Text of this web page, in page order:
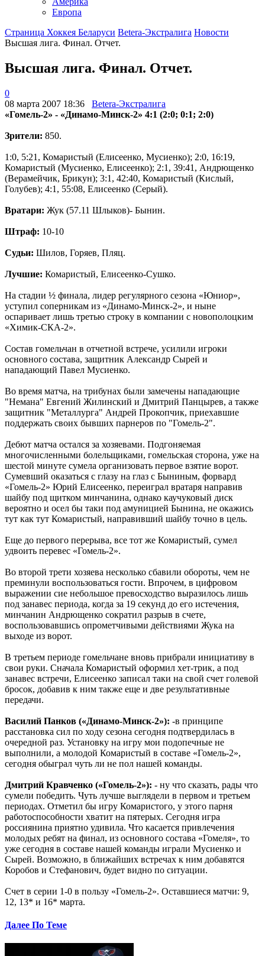
Европа
Страница Хоккея Беларуси Betera-Экстралига Новости
Высшая лига. Финал. Отчет.
Высшая лига. Финал. Отчет.
0
08 марта 2007 18:36
Betera-Экстралига
«Гомель-2» - «Динамо-Минск-2» 4:1 (2:0; 0:1; 2:0)
Зрители: 850.
1:0, 5:21, Комаристый (Елисеенко, Мусиенко); 2:0, 16:19,
Комаристый (Мусиенко, Елисеенко); 2:1, 39:41, Андрющенко
(Верамейчик, Брикун); 3:1, 42:40, Комаристый (Кислый,
Голубев); 4:1, 55:08, Елисеенко (Серый).
Вратари: Жук (57.11 Шлыков)- Бынин.
Штраф: 10-10
Судьи: Шилов, Горяев, Пляц.
Лучшие: Комаристый, Елисеенко-Сушко.
На стадии ½ финала, лидер регулярного сезона «Юниор»,
уступил соперникам из «Динамо-Минск-2», и ныне
оспаривает лишь третью строку в компании с новополоцким
«Химик-СКА-2».
Состав гомельчан в отчетной встрече, усилили игроки
основного состава, защитник Александр Сырей и
нападающий Павел Мусиенко.
Во время матча, на трибунах были замечены нападающие
"Немана" Евгений Жилинский и Дмитрий Панцырев, а также
защитник "Металлурга" Андрей Прокопчик, приехавшие
поддержать своих бывших парнеров по "Гомель-2".
Дебют матча остался за хозяевами. Подгоняемая
многочисленными болельщиками, гомельская сторона, уже на
шестой минуте сумела организовать первое взятие ворот.
Сумевший оказаться с глазу на глаз с Быниным, форвард
«Гомель-2» Юрий Елисеенко, переиграл вратаря направив
шайбу под щитком минчанина, однако каучуковый диск
вероятно и осел бы таки под амуницией Бынина, не окажись
тут как тут Комаристый, направивший шайбу точно в цель.
Еще до первого перерыва, все тот же Комаристый, сумел
удвоить перевес «Гомель-2».
Во второй трети хозяева несколько сбавили обороты, чем не
преминули воспользоваться гости. Впрочем, в цифровом
выражении сие небольшое превосходство выразилось лишь
под занавес периода, когда за 19 секунд до его истечения,
минчанин Андрющенко сократил разрыв в счете,
воспользовавшись опрометчивыми действиями Жука на
выходе из ворот.
В третьем периоде гомельчане вновь прибрали инициативу в
свои руки. Сначала Комаристый оформил хет-трик, а под
занавес встречи, Елисеенко записал таки на свой счет голевой
бросок, добавив к ним также еще и две результативные
передачи.
Василий Панков («Динамо-Минск-2»): -в принципе
расстановка сил по ходу сезона сегодня подтвердилась в
очередной раз. Установку на игру мои подопечные не
выполнили, а молодой Комаристый в составе «Гомель-2»,
сегодня обыграл чуть ли не пол нашей команды.
Дмитрий Кравченко («Гомель-2»): - ну что сказать, рады что
сумели победить. Чуть лучше выглядели в первом и третьем
периодах. Отметил бы игру Комаристого, у этого парня
работоспособности хватит на пятерых. Сегодня игра
россиянина приятно удивила. Что касается привлечения
молодых ребят на финал, из основного состава «Гомеля», то
уже сегодня в составе нашей команды играли Мусиенко и
Сырей. Возможно, в ближайших встречах к ним добавятся
Коробов и Стефанович, будет видно по ситуации.
Счет в серии 1-0 в пользу «Гомель-2». Оставшиеся матчи: 9,
12, 13* и 16* марта.
Далее По Теме